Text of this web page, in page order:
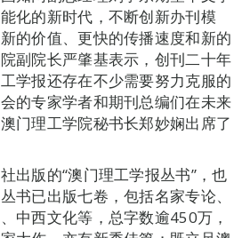
化的新时代，不断创新办刊模
的价值、更快的传播速度和新的
副院长严肇基表示，创刊二十年
学报还存在不少需要努力克服的
的专家学者和期刊总编们在未来
门理工学院秘书长郑妙娴出席了
出版的“澳门理工学报丛书”，也
书已出版七卷，包括名家专论、
中西文化等，总字数逾450万，